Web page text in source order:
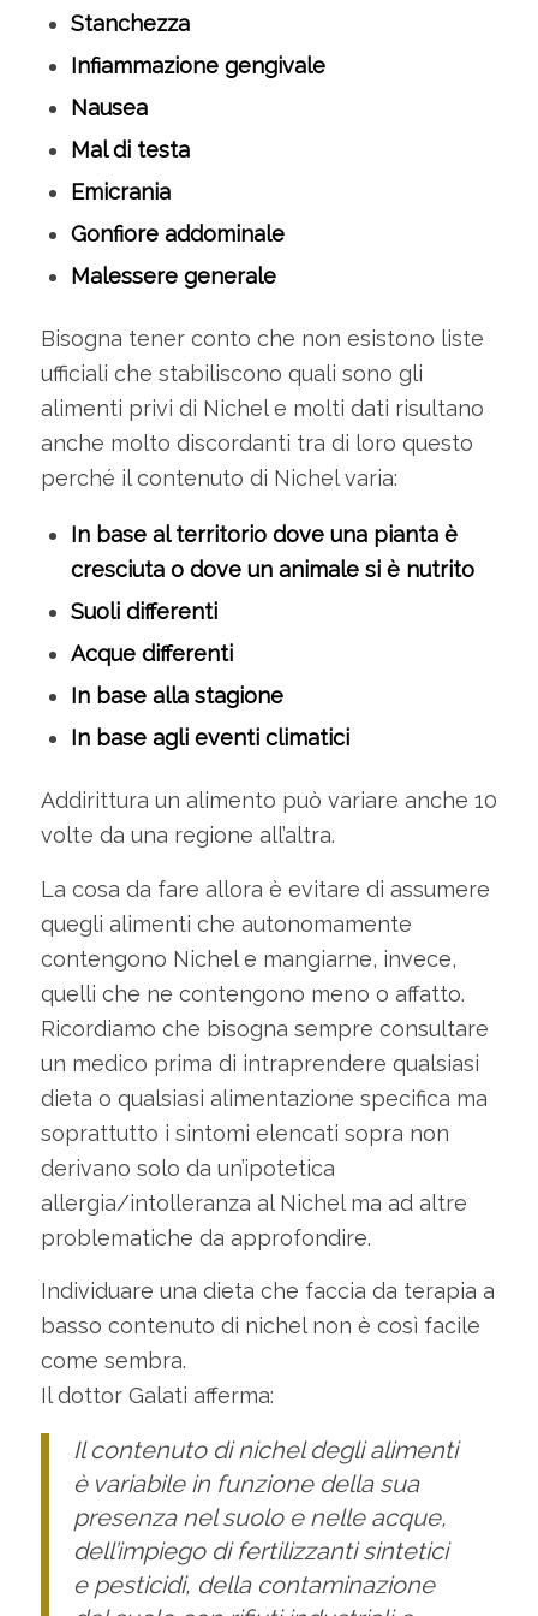
Stanchezza
Infiammazione gengivale
Nausea
Mal di testa
Emicrania
Gonfiore addominale
Malessere generale
Bisogna tener conto che non esistono liste
ufficiali che stabiliscono quali sono gli
alimenti privi di Nichel e molti dati risultano
anche molto discordanti tra di loro questo
perché il contenuto di Nichel varia:
In base al territorio dove una pianta è
cresciuta o dove un animale si è nutrito
Suoli differenti
Acque differenti
In base alla stagione
In base agli eventi climatici
Addirittura un alimento può variare anche 10
volte da una regione all’altra.
La cosa da fare allora è evitare di assumere
quegli alimenti che autonomamente
contengono Nichel e mangiarne, invece,
quelli che ne contengono meno o affatto.
Ricordiamo che bisogna sempre consultare
un medico prima di intraprendere qualsiasi
dieta o qualsiasi alimentazione specifica ma
soprattutto i sintomi elencati sopra non
derivano solo da un’ipotetica
allergia/intolleranza al Nichel ma ad altre
problematiche da approfondire.
Individuare una dieta che faccia da terapia a
basso contenuto di nichel non è così facile
come sembra.
Il dottor Galati afferma:
Il contenuto di nichel degli alimenti
è variabile in funzione della sua
presenza nel suolo e nelle acque,
dell’impiego di fertilizzanti sintetici
e pesticidi, della contaminazione